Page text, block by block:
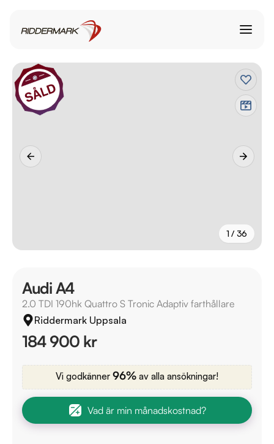
1 / 36
Audi A4
2.0 TDI 190hk Quattro S Tronic Adaptiv farthållare
Riddermark Uppsala
184 900 kr
Vi godkänner 96% av alla ansökningar!
Vad är min månadskostnad?